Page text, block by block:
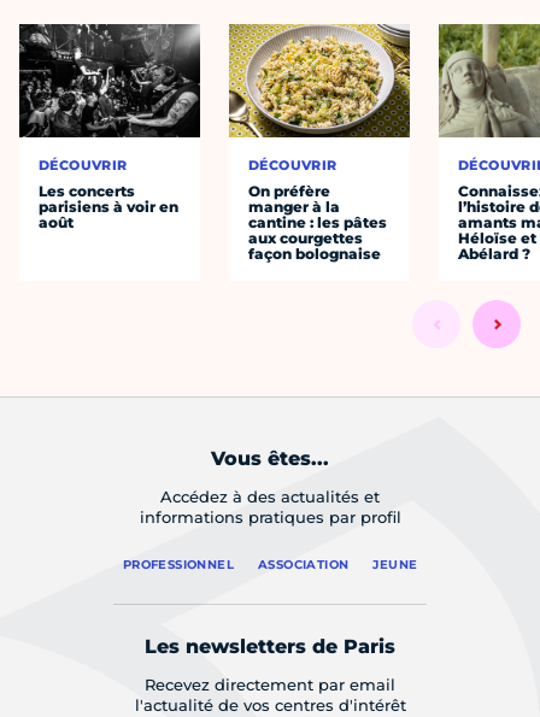
DÉCOUVRIR
Les concerts
parisiens à voir en
août
DÉCOUVRIR
On préfère
manger à la
cantine : les pâtes
aux courgettes
façon bolognaise
l’histoire
amants
Héloïse et
Abélard ?
Vous êtes...
Accédez à des actualités et
informations pratiques par profil
PROFESSIONNEL ASSOCIATION JEUNE
Les newsletters de Paris
Recevez directement par email
l'actualité de vos centres d'intérêt